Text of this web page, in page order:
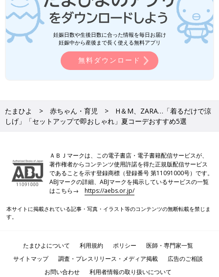
妊娠日数や生後日数に合った情報を毎日お届け
妊娠中から産後まで長く使える無料アプリ
無料ダウンロード
たまひよ 赤ちゃん・育児
H＆M、ZARA…「着るだけで涼
しげ」「セットアップで即おしゃれ」夏コーデおすすめ5選
ＡＢＪマークは、この電子書店・電子書籍配信サービスが、
著作権者からコンテンツ使用許諾を得た正規版配信サービス
であることを示す登録商標（登録番号 第11091000号）です。
ABJマークの詳細、ABJマークを掲示しているサービスの一覧
はこちら→https://aebs.or.jp/
本サイトに掲載されている記事・写真・イラスト等のコンテンツの無断転載を禁じま
す。
たまひよについて 利用規約 ポリシー
医師・専門家一覧
サイトマップ
調査・プレスリリース・メディア掲載
広告のご相談
お問い合わせ
利用者情報の取り扱いについて